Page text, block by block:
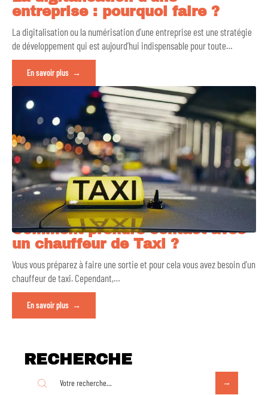
entreprise : pourquoi faire ?
La digitalisation ou la numérisation d’une entreprise est une stratégie
de développement qui est aujourd’hui indispensable pour toute…
En savoir plus
Comment prendre contact avec
un chauffeur de Taxi ?
Vous vous préparez à faire une sortie et pour cela vous avez besoin d’un
chauffeur de taxi. Cependant,…
En savoir plus
RECHERCHE